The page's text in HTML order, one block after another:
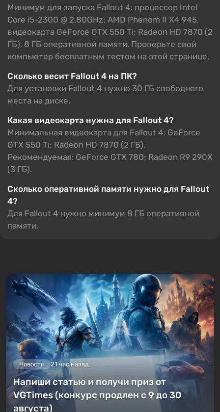
Минимум для запуска Fallout 4: процессор Intel
Core i5-2300 @ 2.80GHz; AMD Phenom II X4 945,
видеокарта GeForce GTX 550 Ti; Radeon HD 7870 (2
ГБ), 8 ГБ оперативной памяти. Проверьте свой
компьютер бесплатным тестом на этой странице.
Сколько весит Fallout 4 на ПК?
Для установки Fallout 4 нужно 30 ГБ свободного
места на диске.
Какая видеокарта нужна для Fallout 4?
Минимальная видеокарта для Fallout 4: GeForce
GTX 550 Ti; Radeon HD 7870 (2 ГБ).
Рекомендуемая: GeForce GTX 780; Radeon R9 290X
(3 ГБ).
Сколько оперативной памяти нужно для Fallout
4?
Для Fallout 4 нужно минимум 8 ГБ оперативной
памяти.
Новости 21 час назад
Напиши статью и получи приз от
VGTimes (конкурс продлен с 9 до 30
августа)